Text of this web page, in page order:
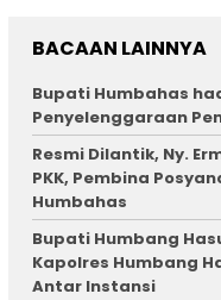
BACAAN LAINNYA
Bupati Humbahas
Penyelenggaraan
Resmi Dilantik, Ny.
PKK, Pembina
Humbahas
Bupati Humbang
Kapolres Humbang
Antar Instansi